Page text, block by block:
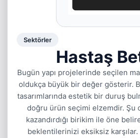
Sektörler
Hastaş
Bugün yapı projelerinde seçilen
oldukça büyük bir değer gösterir.
tasarımlarında estetik bir duruş
doğru ürün seçimi elzemdir. Şu
kazandırdığı birikim ile öne
beklentilerinizi eksiksiz karşılar.